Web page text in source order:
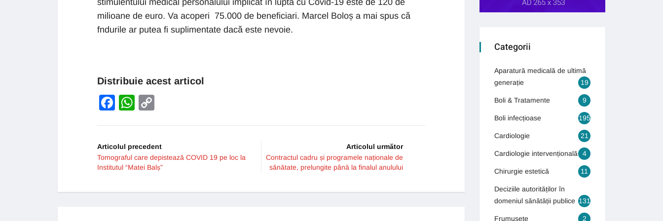
stimulentului medical personalului implicat în lupta cu Covid-19 este de 120 de
milioane de euro. Va acoperi 75.000 de beneficiari. Marcel Boloș a mai spus că
fndurile ar putea fi suplimentate dacă este nevoie.
Distribuie acest articol
Facebook
WhatsApp
Articolul precedent
Tomograful care depistează COVID 19 pe loc la
Institutul “Matei Balș”
Articolul următor
Contractul cadru și programele naționale de
sănătate, prelungite până la finalul anulului
Categorii
Aparatură medicală de ultimă
generație
19
Boli & Tratamente 9
Boli infecțioase 195
Cardiologie 21
Cardiologie intervențională 4
Chirurgie estetică 11
Deciziile autorităților în
domeniul sănătății publice 131
Frumusețe 2